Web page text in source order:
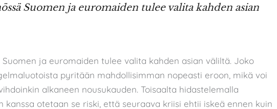
Suomen ja euromaiden tulee valita kahden asian
Suomen ja euromaiden tulee valita kahden asian väliltä. Joko
pyritään mahdollisimman nopeasti eroon, mikä voi
alkaneen nousukauden. Toisaalta hidastelemalla
kanssa otetaan se riski, että seuraava kriisi ehtii iskeä ennen kuin